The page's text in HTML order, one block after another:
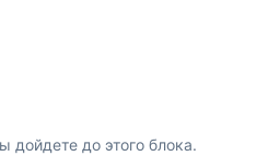
дойдете до этого блока.